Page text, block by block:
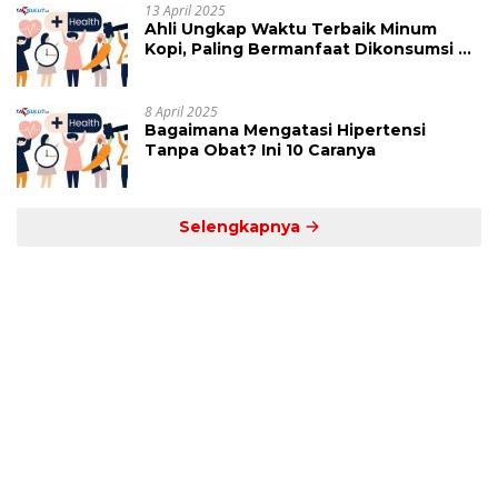
13 April 2025
Ahli Ungkap Waktu Terbaik Minum
Kopi, Paling Bermanfaat Dikonsumsi di
8 April 2025
Bagaimana Mengatasi Hipertensi
Tanpa Obat? Ini 10 Caranya
Selengkapnya